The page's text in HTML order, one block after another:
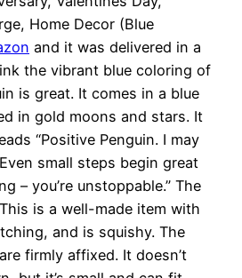
Home Decor (Blue
and it was delivered in a
the vibrant blue coloring of
is great. It comes in a blue
in gold moons and stars. It
“Positive Penguin. I may
small steps begin great
– you’re unstoppable.” The
is a well-made item with
and is squishy. The
firmly affixed. It doesn’t